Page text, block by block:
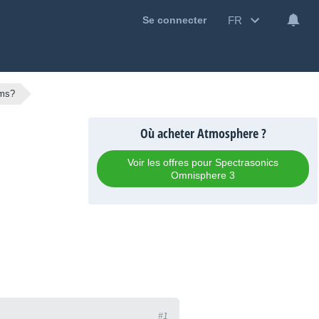
Se connecter FR
Où acheter Atmosphere ?
Voir les offres pour Spectrasonics
Omnisphere 3
#1